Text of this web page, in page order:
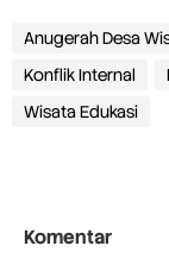
Anugerah Desa
Konflik Internal
Wisata Edukasi
Komentar